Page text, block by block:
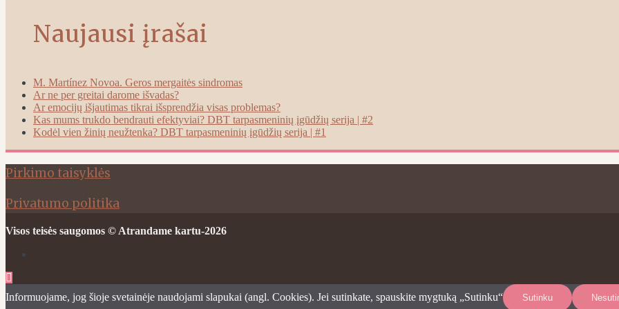
Naujausi įrašai
M. Martínez Novoa. Geros mergaitės sindromas
Ar ne per greitai darome išvadas?
Ar emocijų išjautimas tikrai išsprendžia visas problemas?
Kas mums trukdo bendrauti efektyviai? DBT tarpasmeninių įgūdžių serija | #2
Kodėl vien žinių neužtenka? DBT tarpasmeninių įgūdžių serija | #1
Pirkimo taisyklės
Privatumo politika
Visos teisės saugomos © Atrandame kartu-2026
Informuojame, jog šioje svetainėje naudojami slapukai (angl. Cookies). Jei sutinkate, spauskite mygtuką „Sutinku“ Sutinku